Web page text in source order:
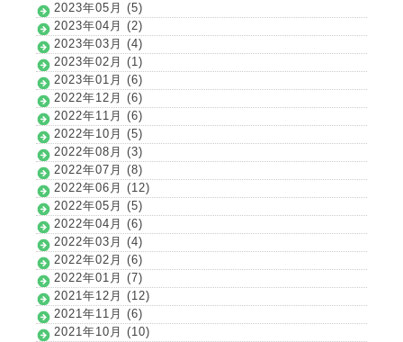
2023年05月 (5)
2023年04月 (2)
2023年03月 (4)
2023年02月 (1)
2023年01月 (6)
2022年12月 (6)
2022年11月 (6)
2022年10月 (5)
2022年08月 (3)
2022年07月 (8)
2022年06月 (12)
2022年05月 (5)
2022年04月 (6)
2022年03月 (4)
2022年02月 (6)
2022年01月 (7)
2021年12月 (12)
2021年11月 (6)
2021年10月 (10)